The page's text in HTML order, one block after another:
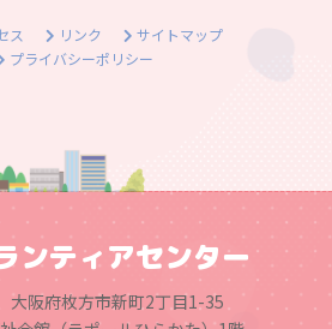
ス リンク
サイトマップ
プライバシーポリシー
ンティアセンター
阪府枚方市新町2丁目1-35